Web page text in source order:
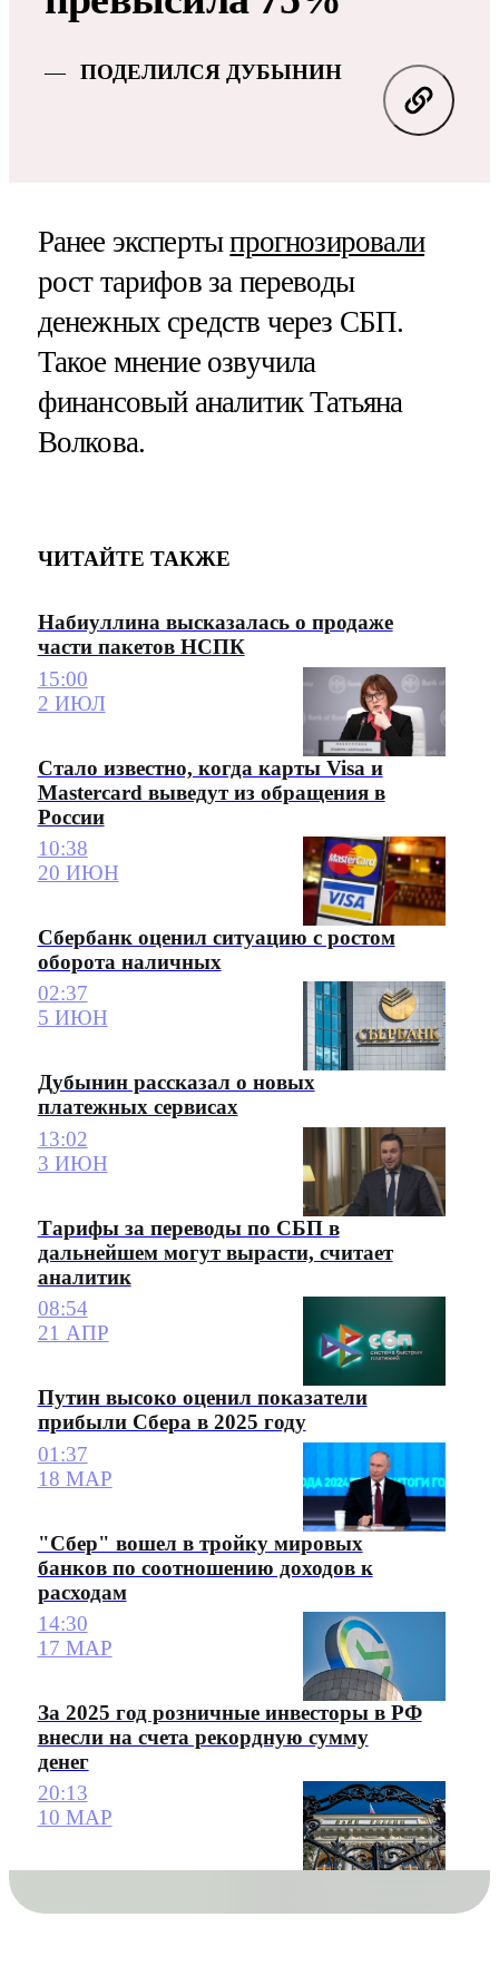
ПОДЕЛИЛСЯ ДУБЫНИН
Ранее экспертыпрогнозировали
рост тарифов за переводы
денежных средств через СБП.
Такое мнение озвучила
финансовый аналитик Татьяна
Волкова.
ЧИТАЙТЕ ТАКЖЕ
Набиуллина высказалась о продаже
части пакетов НСПК
15:00
2 ИЮЛ
Стало известно, когда карты Visa и
Mastercard выведут из обращения в
России
10:38
20 ИЮН
Сбербанк оценил ситуацию с ростом
оборота наличных
02:37
5 ИЮН
Дубынин рассказал о новых
платежных сервисах
13:02
3 ИЮН
Тарифы за переводы по СБП в
дальнейшем могут вырасти, считает
аналитик
08:54
21 АПР
Путин высоко оценил показатели
прибыли Сбера в 2025 году
01:37
18 МАР
"Сбер" вошел в тройку мировых
банков по соотношению доходов к
расходам
14:30
17 МАР
За 2025 год розничные инвесторы в РФ
внесли на счета рекордную сумму
денег
20:13
10 МАР